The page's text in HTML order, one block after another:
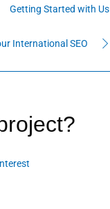
Getting Started with Us
International SEO